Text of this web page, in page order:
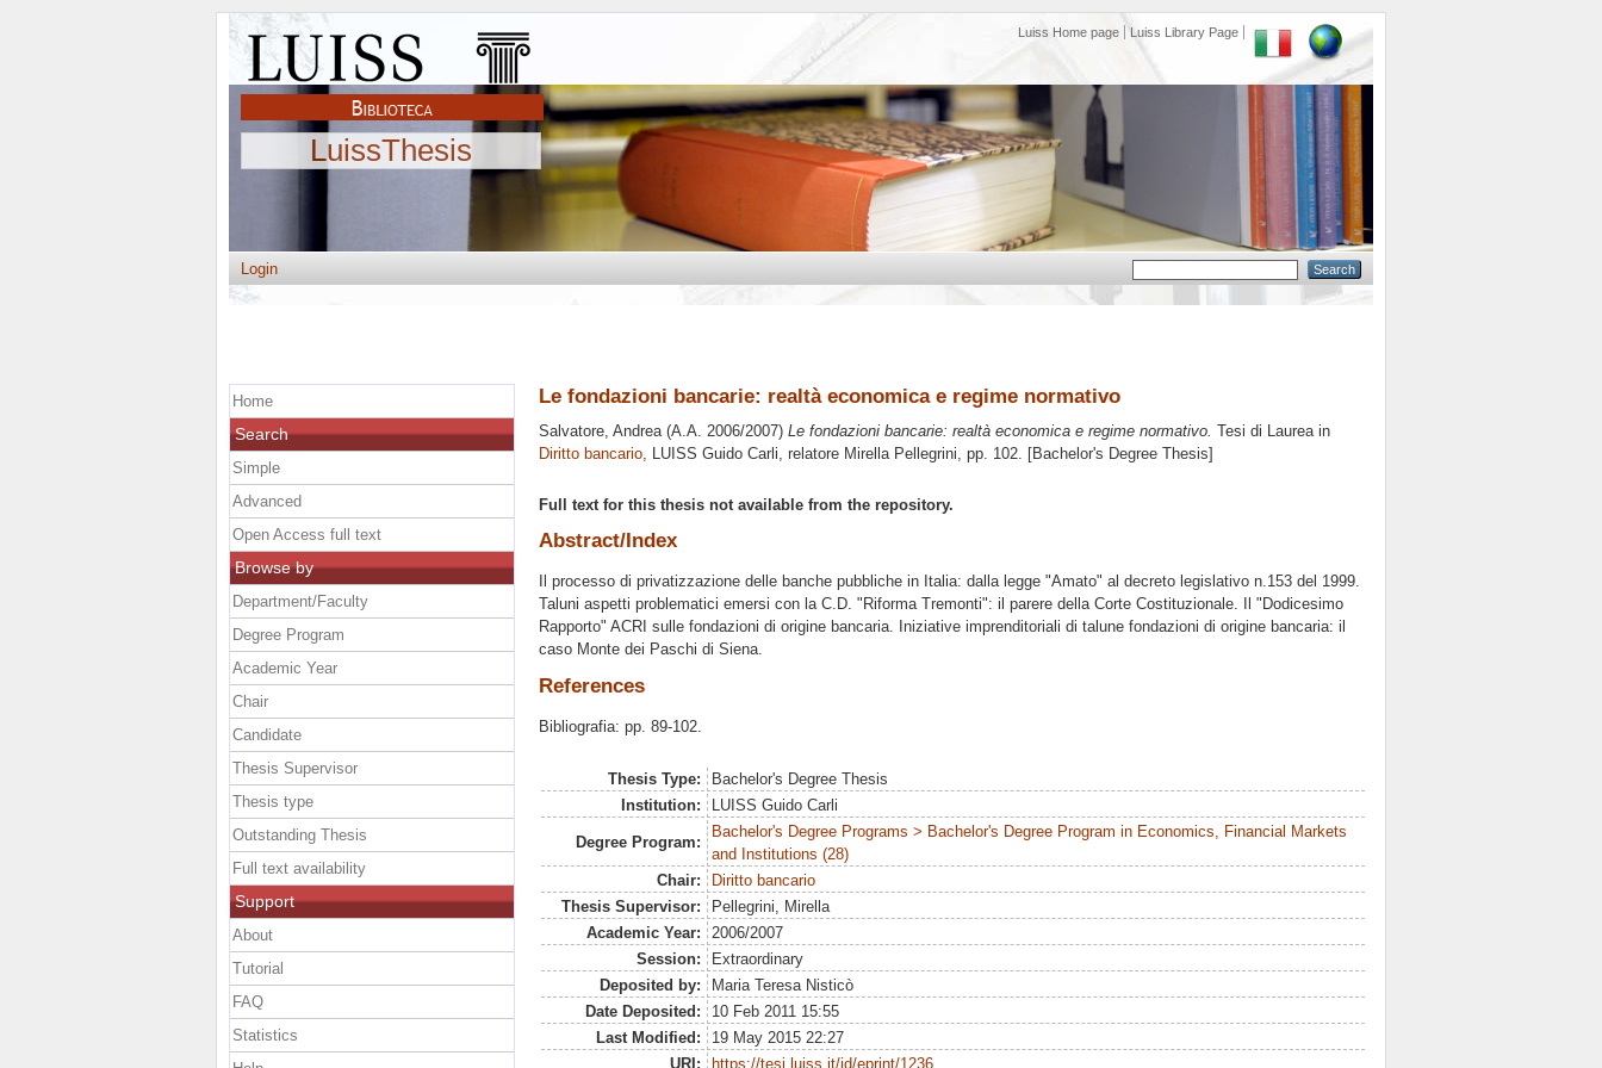
Luiss Home page Luiss Library Page
LuissThesis
Login
Le fondazioni bancarie: realtà economica e regime normativo
Salvatore, Andrea(A.A. 2006/2007) Le fondazioni bancarie: realtà economica e regime normativo. Tesi di Laurea in
Diritto bancario, LUISS Guido Carli, relatore Mirella Pellegrini, pp. 102. [Bachelor's Degree Thesis]
Full text for this thesis not available from the repository.
Abstract/Index
Il processo di privatizzazione delle banche pubbliche in Italia: dalla legge "Amato" al decreto legislativo n.153 del 1999.
Taluni aspetti problematici emersi con la C.D. "Riforma Tremonti": il parere della Corte Costituzionale. Il "Dodicesimo
Rapporto" ACRI sulle fondazioni di origine bancaria. Iniziative imprenditoriali di talune fondazioni di origine bancaria: il
caso Monte dei Paschi di Siena.
References
Bibliografia: pp. 89-102.
Thesis Type:
Bachelor's Degree Thesis
Institution:
LUISS Guido Carli
Degree Program:
Bachelor's Degree Programs > Bachelor's Degree Program in Economics, Financial Markets
and Institutions (28)
Chair:
Diritto bancario
Thesis Supervisor:
Pellegrini, Mirella
Academic Year:
2006/2007
Session:
Extraordinary
Deposited by:
Maria Teresa Nisticò
Date Deposited:
10 Feb 2011 15:55
Last Modified:
19 May 2015 22:27
URI:
https://tesi.luiss.it/id/eprint/1236
Home
Search
Simple
Advanced
Open Access full text
Browse by
Department/Faculty
Degree Program
Academic Year
Chair
Candidate
Thesis Supervisor
Thesis type
Outstanding Thesis
Full text availability
Support
About
Tutorial
FAQ
Statistics